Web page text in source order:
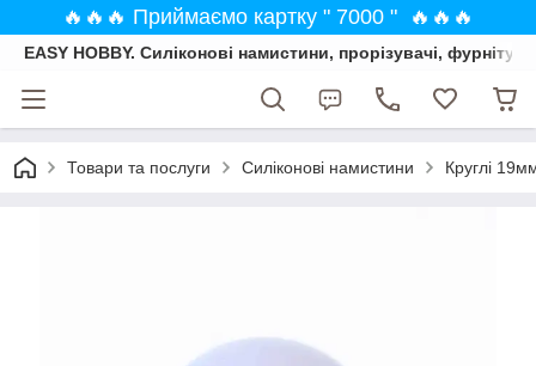
🔥🔥🔥 Приймаємо картку " 7000 " 🔥🔥🔥
EASY HOBBY. Силіконові намистини, прорізувачі,
Товари та послуги Силіконові намистини Круглі